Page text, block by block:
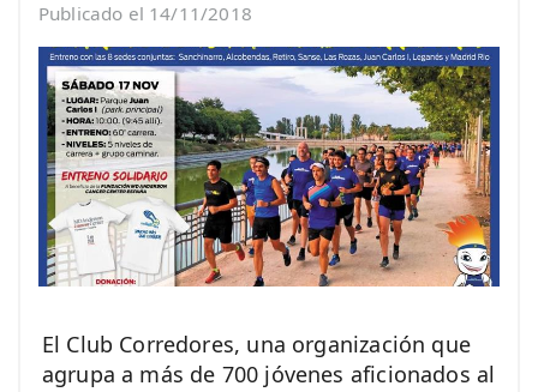
Publicado el 14/11/2018
El Club Corredores, una organización que
agrupa a más de 700 jóvenes aficionados al